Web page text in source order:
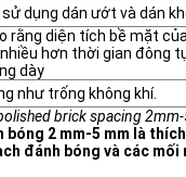
dụng dán ướt và dán
rằng diện tích bề mặt
hơn thời gian đông
dày
như trống không khí.
brick spacing
2 mm-5 mm là
đánh bóng và các